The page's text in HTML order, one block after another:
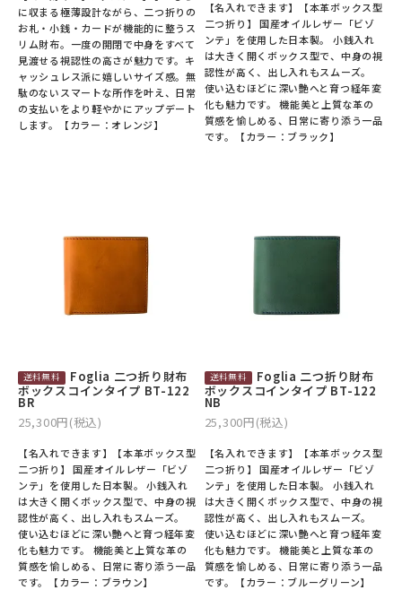
に収まる極薄設計ながら、二つ折りの
お札・小銭・カードが機能的に整うス
リム財布。一度の開閉で中身をすべて
見渡せる視認性の高さが魅力です。キ
ャッシュレス派に嬉しいサイズ感。無
駄のないスマートな所作を叶え、日常
の支払いをより軽やかにアップデート
します。【カラー：オレンジ】
【名入れできます】【本革ボックス型
二つ折り】 国産オイルレザー「ビゾ
ンテ」を使用した日本製。 小銭入れ
は大きく開くボックス型で、中身の視
認性が高く、出し入れもスムーズ。
使い込むほどに深い艶へと育つ経年変
化も魅力です。 機能美と上質な革の
質感を愉しめる、日常に寄り添う一品
です。【カラー：ブラック】
Foglia 二つ折り財布
ボックスコインタイプ BT-122
BR
25,300円(税込)
【名入れできます】【本革ボックス型
二つ折り】 国産オイルレザー「ビゾ
ンテ」を使用した日本製。 小銭入れ
は大きく開くボックス型で、中身の視
認性が高く、出し入れもスムーズ。
使い込むほどに深い艶へと育つ経年変
化も魅力です。 機能美と上質な革の
質感を愉しめる、日常に寄り添う一品
です。【カラー：ブラウン】
Foglia 二つ折り財布
ボックスコインタイプ BT-122
NB
25,300円(税込)
【名入れできます】【本革ボックス型
二つ折り】 国産オイルレザー「ビゾ
ンテ」を使用した日本製。 小銭入れ
は大きく開くボックス型で、中身の視
認性が高く、出し入れもスムーズ。
使い込むほどに深い艶へと育つ経年変
化も魅力です。 機能美と上質な革の
質感を愉しめる、日常に寄り添う一品
です。【カラー：ブルーグリーン】